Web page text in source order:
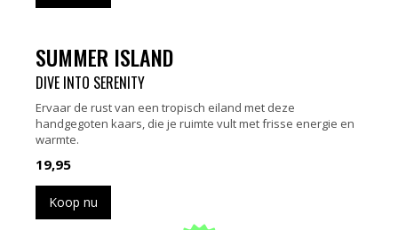
SUMMER ISLAND
DIVE INTO SERENITY
Ervaar de rust van een tropisch eiland met deze
handgegoten kaars, die je ruimte vult met frisse energie en
warmte.
19,95
Koop nu